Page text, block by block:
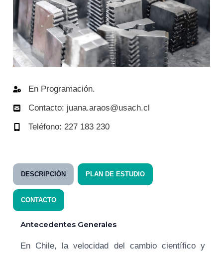
En Programación.
Contacto: juana.araos@usach.cl
Teléfono: 227 183 230
DESCRIPCIÓN PLAN DE ESTUDIO
CONTACTO
Antecedentes Generales
En Chile, la velocidad del cambio científico y